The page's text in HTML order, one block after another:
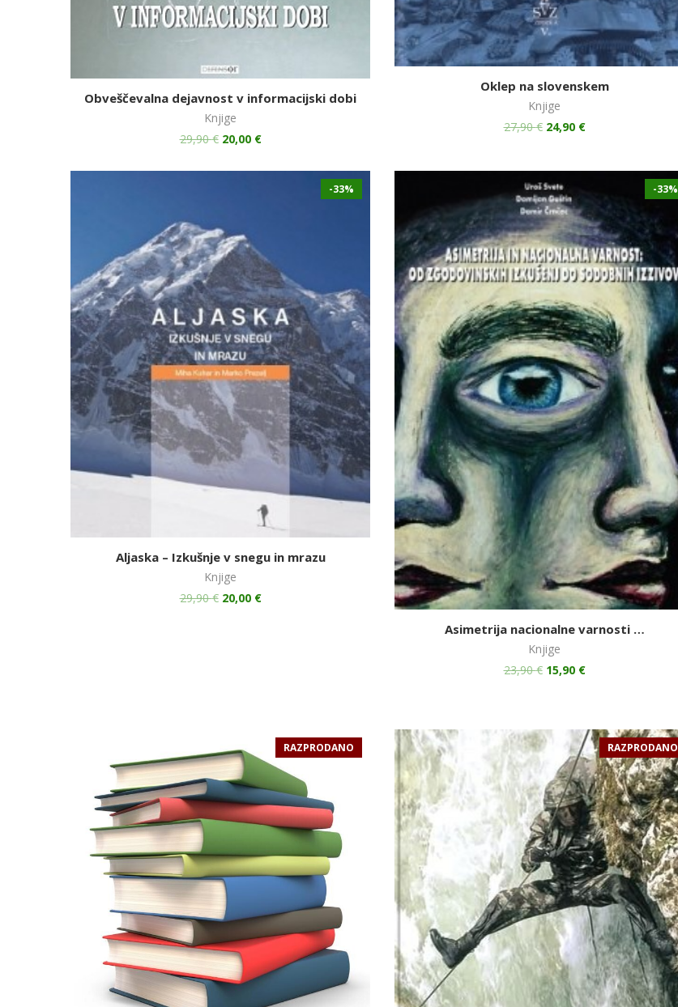
Obveščevalna dejavnost v informacijski dobi
Knjige
29,90€ 20,00 €
Oklep na slovenskem
Knjige
27,90€ 24,90 €
-33%
Aljaska – Izkušnje v snegu in mrazu
Knjige
29,90€ 20,00 €
-33%
Asimetrija nacionalne varnosti …
Knjige
23,90€ 15,90 €
RAZPRODANO RAZPRODANO